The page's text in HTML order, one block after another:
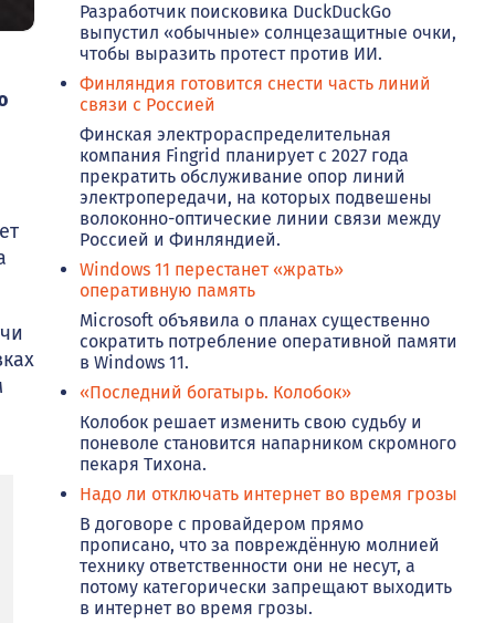
Разработчик поисковика DuckDuckGo
выпустил «обычные» солнцезащитные очки,
чтобы выразить протест против ИИ.
Финляндия готовится снести часть линий
связи с Россией
Финская электрораспределительная
компания Fingrid планирует с 2027 года
прекратить обслуживание опор линий
электропередачи, на которых подвешены
волоконно-оптические линии связи между
Россией и Финляндией.
Windows 11 перестанет «жрать»
оперативную память
Microsoft объявила о планах существенно
сократить потребление оперативной памяти
в Windows 11.
«Последний богатырь. Колобок»
Колобок решает изменить свою судьбу и
поневоле становится напарником скромного
пекаря Тихона.
Надо ли отключать интернет во время грозы
В договоре с провайдером прямо
прописано, что за повреждённую молнией
технику ответственности они не несут, а
потому категорически запрещают выходить
в интернет во время грозы.